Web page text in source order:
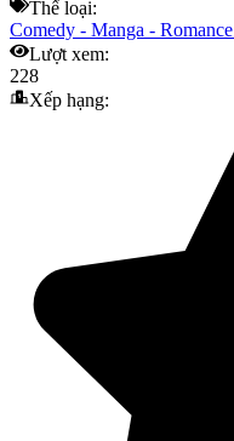
Thể loại:
Comedy - Manga - Romance
Lượt xem:
228
Xếp hạng: